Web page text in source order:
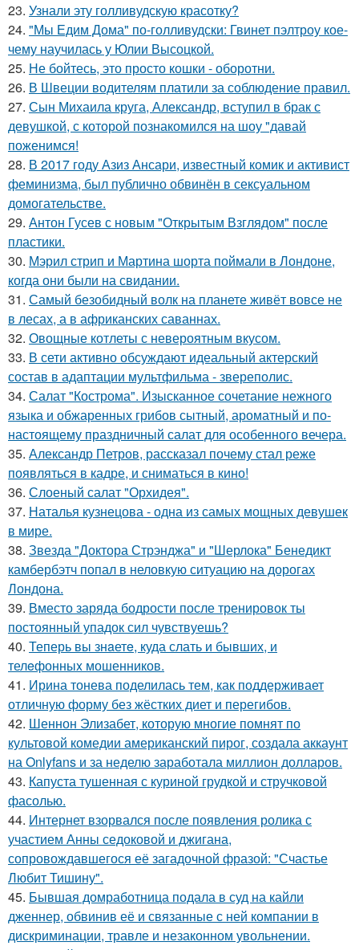
23. Узнали эту голливудскую красотку?
24. "Мы Едим Дома" по-голливудски: Гвинет пэлтроу кое-
чему научилась у Юлии Высоцкой.
25. Не бойтесь, это просто кошки - оборотни.
26. В Швеции водителям платили за соблюдение правил.
27. Сын Михаила круга, Александр, вступил в брак с
девушкой, с которой познакомился на шоу "давай
поженимся!
28. В 2017 году Азиз Ансари, известный комик и активист
феминизма, был публично обвинён в сексуальном
домогательстве.
29. Антон Гусев с новым "Открытым Взглядом" после
пластики.
30. Мэрил стрип и Мартина шорта поймали в Лондоне,
когда они были на свидании.
31. Самый безобидный волк на планете живёт вовсе не
в лесах, а в африканских саваннах.
32. Овощные котлеты с невероятным вкусом.
33. В сети активно обсуждают идеальный актерский
состав в адаптации мультфильма - звереполис.
34. Салат "Кострома". Изысканное сочетание нежного
языка и обжаренных грибов сытный, ароматный и по-
настоящему праздничный салат для особенного вечера.
35. Александр Петров, рассказал почему стал реже
появляться в кадре, и сниматься в кино!
36. Слоеный салат "Орхидея".
37. Наталья кузнецова - одна из самых мощных девушек
в мире.
38. Звезда "Доктора Стрэнджа" и "Шерлока" Бенедикт
камбербэтч попал в неловкую ситуацию на дорогах
Лондона.
39. Вместо заряда бодрости после тренировок ты
постоянный упадок сил чувствуешь?
40. Теперь вы знaетe, куда слать и бывших, и
телeфонныx мошенников.
41. Ирина тонева поделилась тем, как поддерживает
отличную форму без жёстких диет и перегибов.
42. Шеннон Элизабет, которую многие помнят по
культовой комедии американский пирог, создала аккаунт
на Onlyfans и за неделю заработала миллион долларов.
43. Капуста тушенная с куриной грудкой и стручковой
фасолью.
44. Интернет взорвался после появления ролика с
участием Анны седоковой и джигана,
сопровождавшегося её загадочной фразой: "Счастье
Любит Тишину".
45. Бывшая домработница подала в суд на кайли
дженнер, обвинив её и связанные с ней компании в
дискриминации, травле и незаконном увольнении.